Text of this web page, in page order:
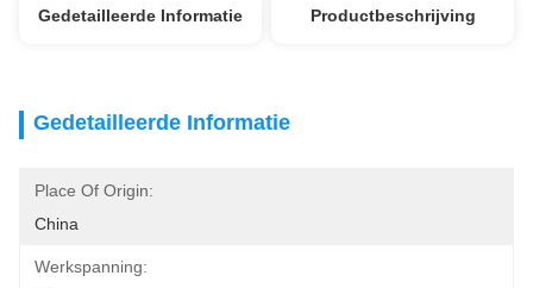
Gedetailleerde Informatie Productbeschrijving
Gedetailleerde Informatie
Place Of Origin:
China
Werkspanning: